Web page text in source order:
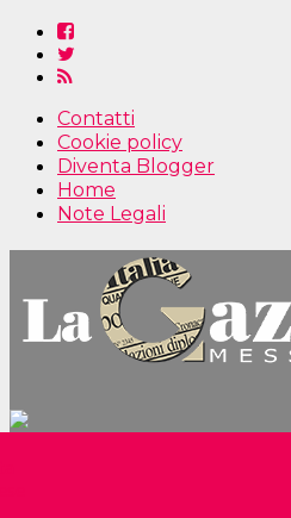
Contatti
Cookie policy
Diventa Blogger
Home
Note Legali